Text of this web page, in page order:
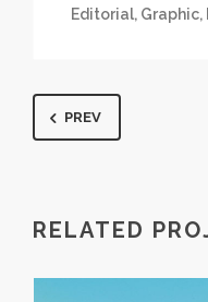
Editorial, Graphic,
PREV
RELATED